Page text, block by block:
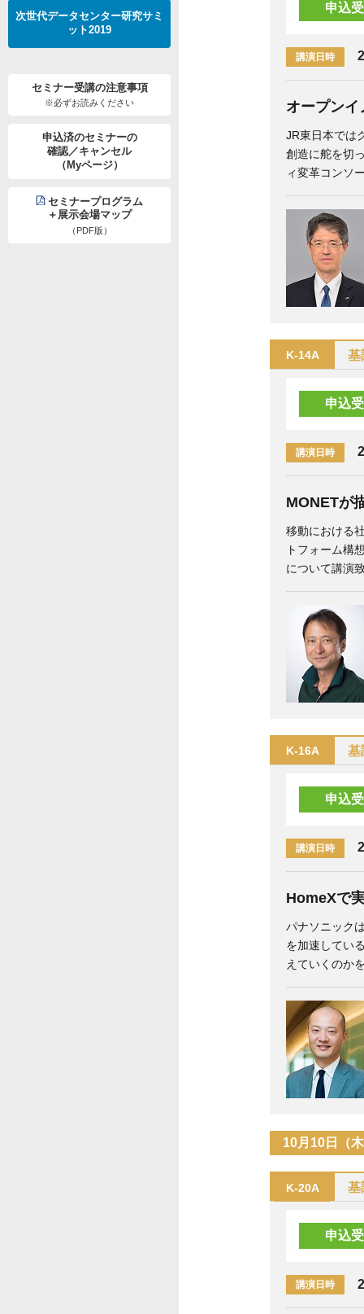
次世代データセンター研究サミ
ット2019
セミナー受講の注意事項
※必ずお読みください
申込済のセミナーの
確認／キャンセル
（Myページ）
セミナープログラム
＋展示会場マップ
（PDF版）
申込
講演日時
オープン
JR東日本では
創造に舵を切
ィ変革コンソ
K-14A 基
申込
講演日時
MONETが
移動における
トフォーム構
について講演
K-16A 基
申込
講演日時
HomeXで
パナソニック
を加速してい
えていくのか
10月10日（
K-20A 基
申込
講演日時